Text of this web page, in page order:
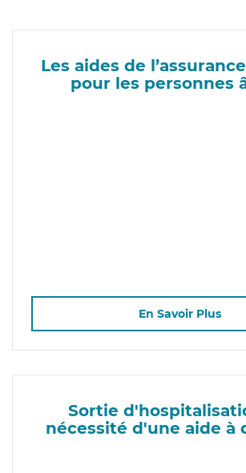
Les aides de
pour les personnes
En Savoir Plus
Sortie
nécessité d'une aide à